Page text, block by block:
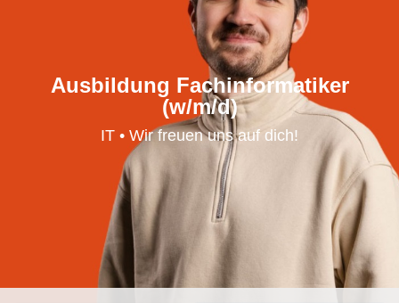
Ausbildung Fachinformatiker
(w/m/d)
IT • Wir freuen uns auf dich!